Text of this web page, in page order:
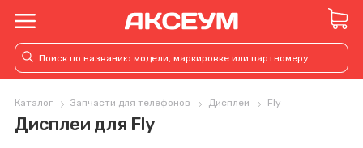
Каталог Запчасти для телефонов Дисплеи Fly
Дисплеи для Fly